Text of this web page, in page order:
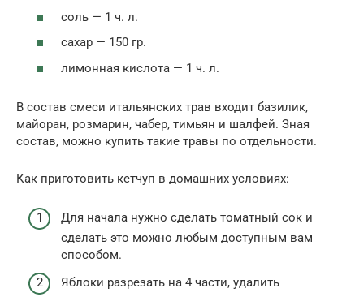
соль — 1 ч. л.
сахар — 150 гр.
лимонная кислота — 1 ч. л.
В состав смеси итальянских трав входит базилик,
майоран, розмарин, чабер, тимьян и шалфей. Зная
состав, можно купить такие травы по отдельности.
Как приготовить кетчуп в домашних условиях:
Для начала нужно сделать томатный сок и
сделать это можно любым доступным вам
способом.
Яблоки разрезать на 4 части, удалить